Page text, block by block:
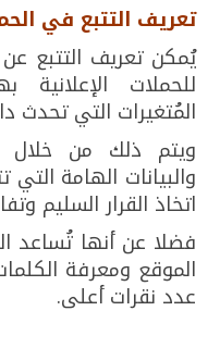
تعريف التتبع في
يُمكن تعريف التتبع عن
للحملات
المُتغيرات التي تحدث
ويتم ذلك من خلال
والبيانات الهامة
اتخاذ القرار السليم
فضلا عن أنها تُساعد
الموقع ومعرفة
عدد نقرات أعلى.